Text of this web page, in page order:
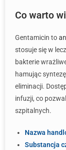
Co warto
Gentamicin to
stosuje się w
bakterie
hamując
eliminacji.
infuzji, co
szpitalnych.
Nazwa
Substancja